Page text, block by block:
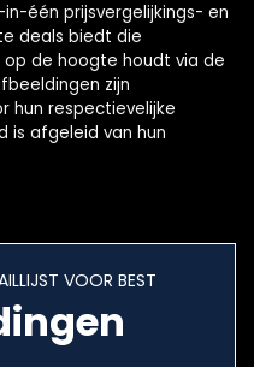
één prijsvergelijkings- en
deals biedt die
op de hoogte houdt via de
zijn
hun respectievelijke
is afgeleid van hun
VOOR BEST